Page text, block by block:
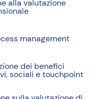
alla valutazione
management
dei benefici
sociali e touchpoint